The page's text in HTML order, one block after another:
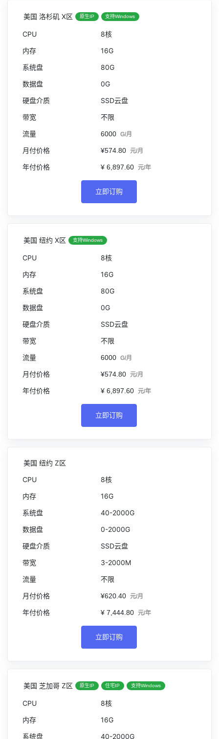
美国 洛杉矶 X区 原生IP 支持Windows
8核
16G
80G
0G
SSD云盘
不限
6000 G/月
¥574.80 元/月
¥ 6,897.60 元/年
立即订购
美国 纽约 X区 支持Windows
8核
16G
80G
0G
SSD云盘
不限
6000 G/月
¥574.80 元/月
¥ 6,897.60 元/年
立即订购
美国 纽约 Z区
8核
16G
40-2000G
0-2000G
SSD云盘
3-2000M
不限
¥620.40 元/月
¥ 7,444.80 元/年
立即订购
美国 芝加哥 Z区 原生IP 住宅IP 支持Windows
8核
16G
40-2000G